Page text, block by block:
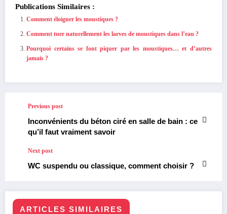
Publications Similaires :
Comment éloigner les moustiques ?
Comment tuer naturellement les larves de moustiques dans l’eau ?
Pourquoi certains se font piquer par les moustiques… et d’autres
jamais ?
Previous post
Inconvénients du béton ciré en salle de bain : ce
qu’il faut vraiment savoir
Next post
WC suspendu ou classique, comment choisir ?
ARTICLES SIMILAIRES